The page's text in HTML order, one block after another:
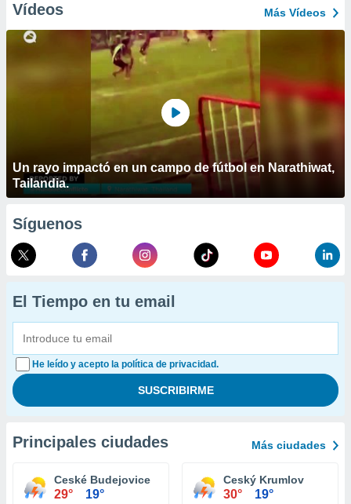
Vídeos Más Vídeos
Un rayo impactó en un campo de fútbol en Narathiwat,
Tailandia.
Síguenos
El Tiempo en tu email
He leído y acepto la política de privacidad.
Principales ciudades Más ciudades
Ceské Budejovice
29° 19°
Ceský Krumlov
30° 19°